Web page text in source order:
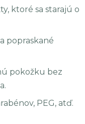
ktoré sa starajú o
popraskané
pokožku bez
PEG, atď.